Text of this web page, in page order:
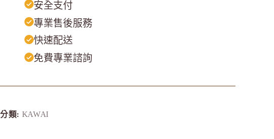
安全支付
專業售後服務
快速配送
免費專業諮詢
分類: KAWAI